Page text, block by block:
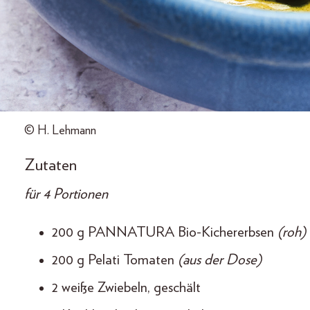
© H. Lehmann
Zutaten
für 4 Portionen
200 g PANNATURA Bio-Kichererbsen (roh)
200 g Pelati Tomaten (aus der Dose)
2 weiße Zwiebeln, geschält